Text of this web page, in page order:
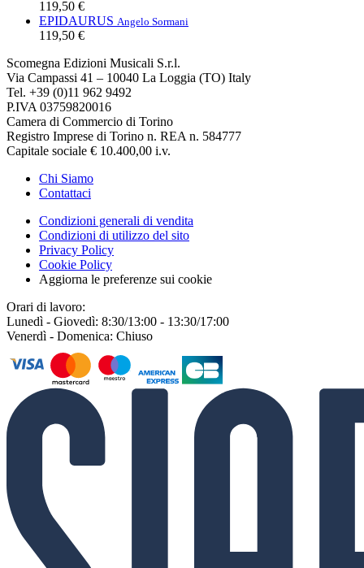
119,50 €
EPIDAURUS Angelo Sormani
119,50 €
Scomegna Edizioni Musicali S.r.l.
Via Campassi 41 – 10040 La Loggia (TO) Italy
Tel. +39 (0)11 962 9492
P.IVA 03759820016
Camera di Commercio di Torino
Registro Imprese di Torino n. REA n. 584777
Capitale sociale € 10.400,00 i.v.
Chi Siamo
Contattaci
Condizioni generali di vendita
Condizioni di utilizzo del sito
Privacy Policy
Cookie Policy
Aggiorna le preferenze sui cookie
Orari di lavoro:
Lunedì - Giovedì: 8:30/13:00 - 13:30/17:00
Venerdì - Domenica: Chiuso